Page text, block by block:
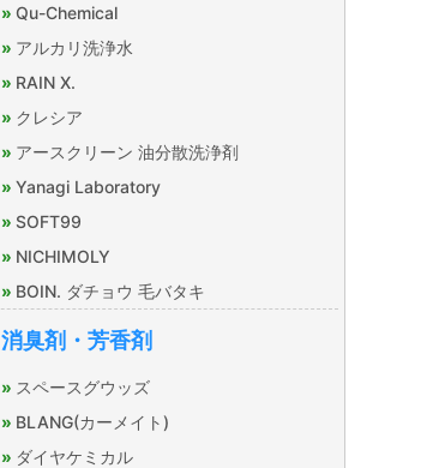
Qu-Chemical
アルカリ洗浄水
RAIN X.
クレシア
アースクリーン 油分散洗浄剤
Yanagi Laboratory
SOFT99
NICHIMOLY
BOIN. ダチョウ 毛バタキ
消臭剤・芳香剤
スペースグウッズ
BLANG(カーメイト)
ダイヤケミカル